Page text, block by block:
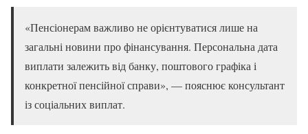
«Пенсіонерам важливо не орієнтуватися лише на
загальні новини про фінансування. Персональна дата
виплати залежить від банку, поштового графіка і
конкретної пенсійної справи», — пояснює консультант
із соціальних виплат.